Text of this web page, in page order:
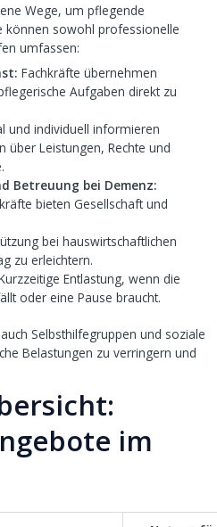
Wege, um pflegende
können sowohl professionelle
umfassen:
Fachkräfte übernehmen
Aufgaben direkt zu
und individuell informieren
über Leistungen, Rechte und
Betreuung bei Demenz:
bieten Gesellschaft und
bei hauswirtschaftlichen
zu erleichtern.
Entlastung, wenn die
oder eine Pause braucht.
Selbsthilfegruppen und soziale
Belastungen zu verringern und
im